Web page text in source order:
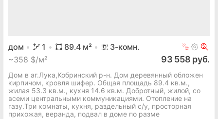
дом 1 89.4 м² 3-комн.
~358 $/м² 93 558 руб.
Дом в аг.Лука,Кобринский р-н. Дом деревянный обложен
кирпичом, кровля шифер. Общая площадь 89.4 кв.м.,
жилая 53.3 кв.м., кухня 14.6 кв.м. Добротный, жилой, со
всеми центральными коммуникациями. Отопление на
газу.Три комнаты, кухня, раздельный с/у, просторная
прихожая, веранда, подвал в доме по разме